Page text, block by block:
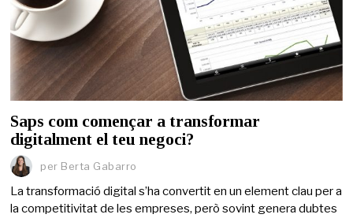
Saps com començar a transformar
digitalment el teu negoci?
per Berta Gabarro
La transformació digital s’ha convertit en un element clau per a
la competitivitat de les empreses, però sovint genera dubtes